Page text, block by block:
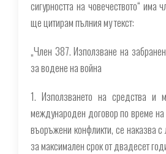
сигурността на човечеството“ има
ще цитирам пълния му текст:
„Член 387. Използване на
за водене на война
1. Използването на средства и
международен договор по време
въоръжени конфликти, се наказва
за максимален срок от двадесет